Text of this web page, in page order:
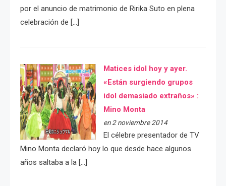
por el anuncio de matrimonio de Ririka Suto en plena
celebración de […]
Matices idol hoy y ayer.
«Están surgiendo grupos
idol demasiado extraños» :
Mino Monta
en 2 noviembre 2014
El célebre presentador de TV
Mino Monta declaró hoy lo que desde hace algunos
años saltaba a la […]